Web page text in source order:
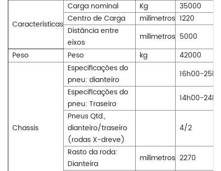
Características
Carga nominal Kg
35000
Centro de Carga
milímetros 1220
Distância entre
eixos
milímetros 5000
Peso
Peso kg 42000
Chassis
Especificações do
pneu: dianteiro
16h00-
Especificações do
pneu: Traseiro
14h00-
Pneus Qtd.,
dianteiro/traseiro
(rodas X-dreve)
4/2
Rasto da roda:
Dianteira
milímetros 2270